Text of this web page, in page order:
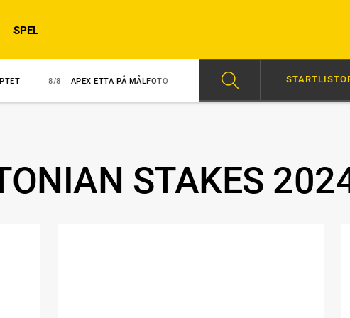
SPEL
8/8 APEX ETTA PÅ MÅLFOTO 8/8 NY TRIUMF FÖR GINGRAS 07:00
STAKES